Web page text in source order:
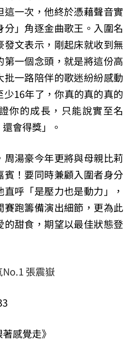
這一次，他終於憑藉聲音實
」角逐金曲歌王。入圍名
發文表示，剛起床就收到無
第一個念頭，就是將這份高
批一路陪伴的歌迷紛紛感動
16年了，你真的真的真的
你的成長，只能說實至名
會得獎」。
周湯豪今年更將與母親比莉
賓！要同時兼顧入圍者身分
呼「是壓力也是動力」，
賽跑籌備演出細節，更為此
的甜食，期望以最佳狀態登
張震嶽
感覺走》